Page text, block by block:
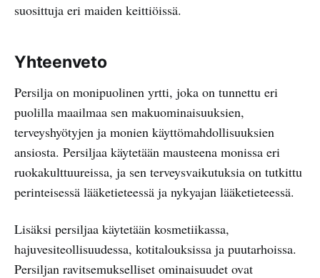
suosittuja eri maiden keittiöissä.
Yhteenveto
Persilja on monipuolinen yrtti, joka on tunnettu eri
puolilla maailmaa sen makuominaisuuksien,
terveyshyötyjen ja monien käyttömahdollisuuksien
ansiosta. Persiljaa käytetään mausteena monissa eri
ruokakulttuureissa, ja sen terveysvaikutuksia on tutkittu
perinteisessä lääketieteessä ja nykyajan lääketieteessä.
Lisäksi persiljaa käytetään kosmetiikassa,
hajuvesiteollisuudessa, kotitalouksissa ja puutarhoissa.
Persiljan ravitsemukselliset ominaisuudet ovat